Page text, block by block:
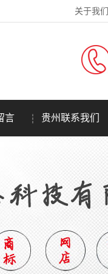
关于我们
言 贵州联系我们